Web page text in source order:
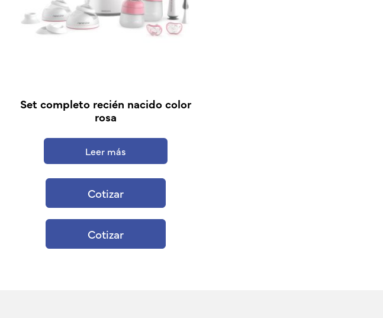
Set completo recién nacido color
rosa
Leer más
Cotizar
Cotizar